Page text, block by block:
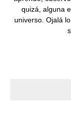
quizá, alguna
universo. Ojalá